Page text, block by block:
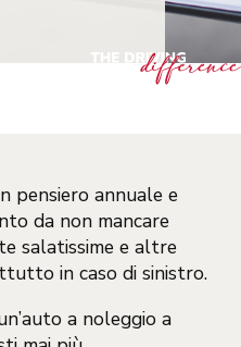
pensiero annuale e
da non mancare
salatissime e altre
in caso di sinistro.
a noleggio a